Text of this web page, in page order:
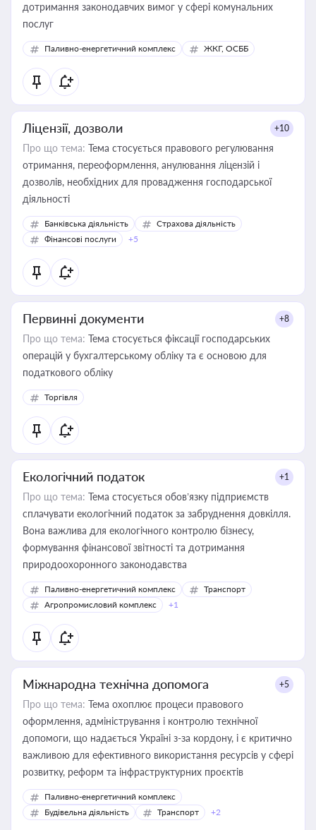
дотримання законодавчих вимог у сфері комунальних
послуг
Паливно-енергетичний комплекс ЖКГ, ОСББ
Ліцензії, дозволи +10
Про що тема: Тема стосується правового регулювання
отримання, переоформлення, анулювання ліцензій і
дозволів, необхідних для провадження господарської
діяльності
Банківська діяльність
Страхова діяльність
Фінансові послуги
+5
Первинні документи +8
Про що тема: Тема стосується фіксації господарських
операцій у бухгалтерському обліку та є основою для
податкового обліку
Торгівля
Екологічний податок +1
Про що тема: Тема стосується обов’язку підприємств
сплачувати екологічний податок за забруднення довкілля.
Вона важлива для екологічного контролю бізнесу,
формування фінансової звітності та дотримання
природоохоронного законодавства
Паливно-енергетичний комплекс
Транспорт
Агропромисловий комплекс
+1
Міжнародна технічна допомога +5
Про що тема: Тема охоплює процеси правового
оформлення, адміністрування і контролю технічної
допомоги, що надається Україні з-за кордону, і є критично
важливою для ефективного використання ресурсів у сфері
розвитку, реформ та інфраструктурних проєктів
Паливно-енергетичний комплекс
Будівельна діяльність
Транспорт +2